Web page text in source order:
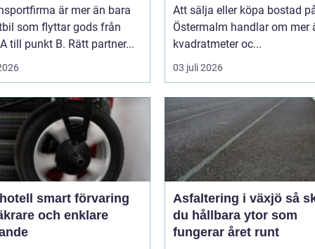
är mer än bara
som flyttar gods från
till punkt B. Rätt partner...
Att sälja eller köpa bostad
Östermalm handlar om mer
kvadratmeter oc...
03 juli 2026
förvaring
och enklare
Asfaltering i växjö så skapar
du hållbara ytor som
fungerar året runt